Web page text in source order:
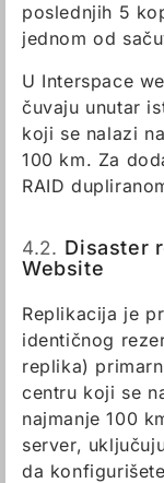
poslednjih 5
jednom od
U Interspace
čuvaju unutar
koji se nalazi
100 km. Za
RAID
4.2. Disaster
Website
Replikacija je
identičnog
replika)
centru koji se
najmanje 100
server,
da